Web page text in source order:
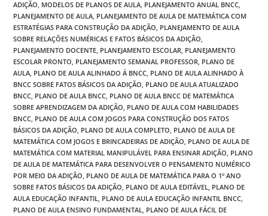
ADIÇÃO, MODELOS DE PLANOS DE AULA, PLANEJAMENTO ANUAL BNCC,
PLANEJAMENTO DE AULA, PLANEJAMENTO DE AULA DE MATEMÁTICA COM
ESTRATÉGIAS PARA CONSTRUÇÃO DA ADIÇÃO, PLANEJAMENTO DE AULA
SOBRE RELAÇÕES NUMÉRICAS E FATOS BÁSICOS DA ADIÇÃO,
PLANEJAMENTO DOCENTE, PLANEJAMENTO ESCOLAR, PLANEJAMENTO
ESCOLAR PRONTO, PLANEJAMENTO SEMANAL PROFESSOR, PLANO DE
AULA, PLANO DE AULA ALINHADO Á BNCC, PLANO DE AULA ALINHADO À
BNCC SOBRE FATOS BÁSICOS DA ADIÇÃO, PLANO DE AULA ATUALIZADO
BNCC, PLANO DE AULA BNCC, PLANO DE AULA BNCC DE MATEMÁTICA
SOBRE APRENDIZAGEM DA ADIÇÃO, PLANO DE AULA COM HABILIDADES
BNCC, PLANO DE AULA COM JOGOS PARA CONSTRUÇÃO DOS FATOS
BÁSICOS DA ADIÇÃO, PLANO DE AULA COMPLETO, PLANO DE AULA DE
MATEMÁTICA COM JOGOS E BRINCADEIRAS DE ADIÇÃO, PLANO DE AULA DE
MATEMÁTICA COM MATERIAL MANIPULÁVEL PARA ENSINAR ADIÇÃO, PLANO
DE AULA DE MATEMÁTICA PARA DESENVOLVER O PENSAMENTO NUMÉRICO
POR MEIO DA ADIÇÃO, PLANO DE AULA DE MATEMÁTICA PARA O 1º ANO
SOBRE FATOS BÁSICOS DA ADIÇÃO, PLANO DE AULA EDITÁVEL, PLANO DE
AULA EDUCAÇÃO INFANTIL, PLANO DE AULA EDUCAÇÃO INFANTIL BNCC,
PLANO DE AULA ENSINO FUNDAMENTAL, PLANO DE AULA FÁCIL DE